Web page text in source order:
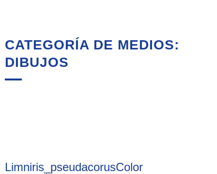
CATEGORÍA DE MEDIOS:
DIBUJOS
Limniris_pseudacorusColor